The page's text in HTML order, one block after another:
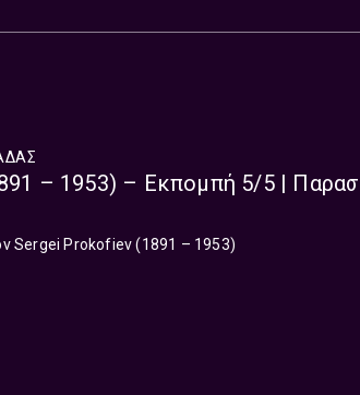
– 1953) – Εκπομπή 5/5 |
Sergei Prokofiev (1891 – 1953)